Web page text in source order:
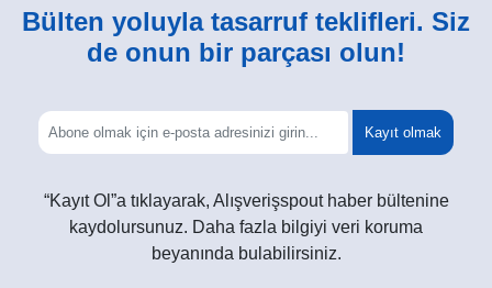
Bülten yoluyla tasarruf teklifleri. Siz
de onun bir parçası olun!
Kayıt olmak
“Kayıt Ol”a tıklayarak, Alışverişspout haber bültenine
kaydolursunuz. Daha fazla bilgiyi veri koruma
beyanında bulabilirsiniz.